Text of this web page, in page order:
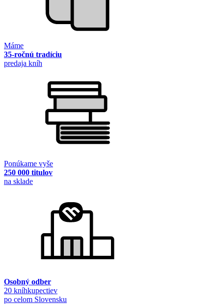
Máme
35-ročnú tradíciu
predaja kníh
Ponúkame vyše
250 000 titulov
na sklade
Osobný odber
20 kníhkupectiev
po celom Slovensku